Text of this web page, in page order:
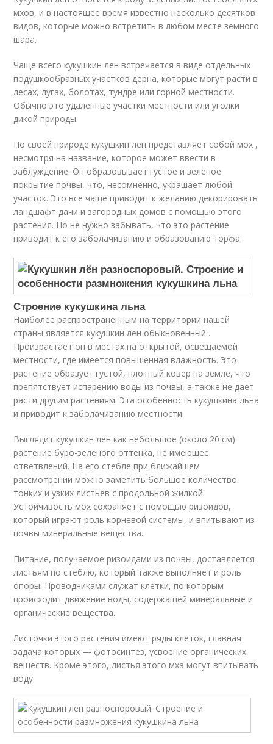
мхов, и в настоящее время известно несколько десятков
видов, которые можно встретить в любом месте земного
шара.
Чаще всего кукушкин лен встречается в виде отдельных
подушкообразных участков дерна, которые могут расти в
лесах, лугах, болотах, тундре или горной местности.
Обычно это удаленные участки местности или уголки
дикой природы.
По своей природе кукушкин лен представляет собой мох ,
несмотря на название, которое может ввести в
заблуждение. Он образовывает густое и зеленое
покрытие почвы, что, несомненно, украшает любой
участок. Это все чаще приводит к желанию декорировать
ландшафт дачи и загородных домов с помощью этого
растения. Но не нужно забывать, что это растение
приводит к его заболачиванию и образованию торфа.
Строение кукушкина льна
Наиболее распространенным на территории нашей
страны является кукушкин лен обыкновенный .
Произрастает он в местах на открытой, освещаемой
местности, где имеется повышенная влажность. Это
растение образует густой, плотный ковер на земле, что
препятствует испарению воды из почвы, а также не дает
расти другим растениям. Эта особенность кукушкина льна
и приводит к заболачиванию местности.
Выглядит кукушкин лен как небольшое (около 20 см)
растение буро-зеленого оттенка, не имеющее
ответвлений. На его стебле при ближайшем
рассмотрении можно заметить большое количество
тонких и узких листьев с продольной жилкой.
Устойчивость мох сохраняет с помощью ризоидов,
который играют роль корневой системы, и впитывают из
почвы минеральные вещества.
Питание, получаемое ризоидами из почвы, доставляется
листьям по стеблю, который также выполняет и роль
опоры. Проводниками служат клетки, по которым
происходит движение воды, содержащей минеральные и
органические вещества.
Листочки этого растения имеют ряды клеток, главная
задача которых — фотосинтез, усвоение органических
веществ. Кроме этого, листья этого мха могут впитывать
воду.